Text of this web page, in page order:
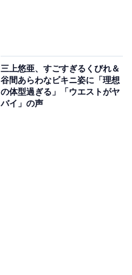
三上悠亜、すごすぎるくびれ＆
谷間あらわなビキニ姿に「理想
の体型過ぎる」「ウエストがヤ
バイ」の声